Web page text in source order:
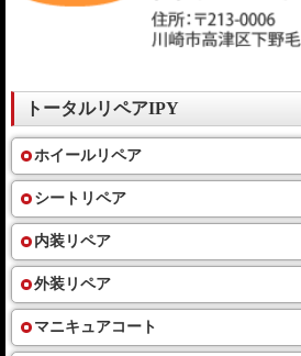
トータルリペアIPY
ホイールリペア
シートリペア
内装リペア
外装リペア
マニキュアコート